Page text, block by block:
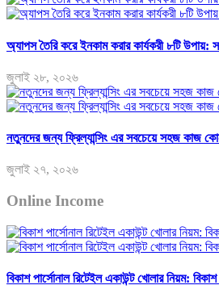
অ্যাপস তৈরি করে ইনকাম করার কার্যকরী ৮টি উপায়:
জুলাই ২৮, ২০২৬
নতুনদের জন্য ফ্রিল্যান্সিং এর সবচেয়ে সহজ কাজ
জুলাই ২৭, ২০২৬
Online Income
বিকাশ পার্সোনাল রিটেইল একাউন্ট খোলার নিয়ম: বিকাশ